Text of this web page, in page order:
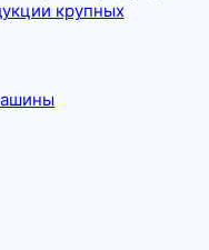
крупных